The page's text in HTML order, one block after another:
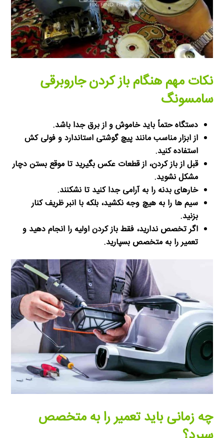
نکات مهم هنگام باز کردن جاروبرقی
سامسونگ
دستگاه حتماً باید خاموش و از برق جدا باشد.
از ابزار مناسب مانند پیچ گوشتی استاندارد و فولی کش
استفاده کنید.
قبل از باز کردن، از قطعات عکس بگیرید تا موقع بستن دچار
مشکل نشوید.
خارهای بدنه را به آرامی جدا کنید تا نشکنند.
سیم ها را به هیچ وجه نکشید، بلکه با انبر ظریف کنار
بزنید.
اگر تخصص ندارید، فقط باز کردن اولیه را انجام دهید و
تعمیر را به متخصص بسپارید.
چه زمانی باید تعمیر را به متخصص